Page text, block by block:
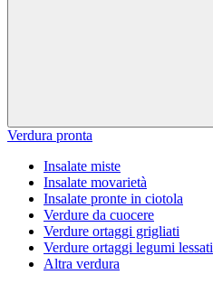
Verdura pronta
Insalate miste
Insalate movarietà
Insalate pronte in ciotola
Verdure da cuocere
Verdure ortaggi grigliati
Verdure ortaggi legumi lessati
Altra verdura